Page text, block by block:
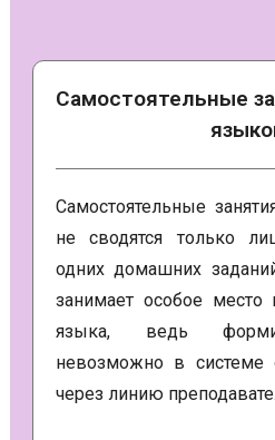
Самостоятельные
Самостоятельные
не сводятся только
одних домашних
занимает особое
языка, ведь
невозможно в системе
через линию